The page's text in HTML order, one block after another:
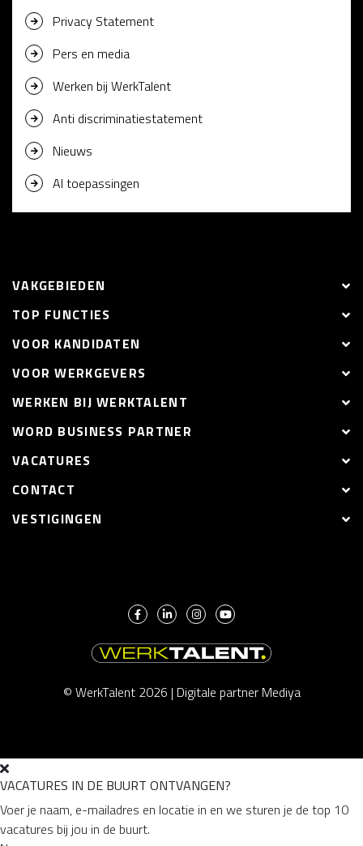
Privacy Statement
Pers en media
Werken bij WerkTalent
Anti discriminatiestatement
Nieuws
AI toepassingen
VAKGEBIEDEN
TOP FUNCTIES
VOOR KANDIDATEN
VOOR WERKGEVERS
WERKEN BIJ WERKTALENT
WORD BUSINESS PARTNER
VACATURES
CONTACT
VESTIGINGEN
© WerkTalent 2026 | Digitale partner Mediya
VACATURES IN DE BUURT ONTVANGEN?
Voer je naam, e-mailadres en locatie in en we sturen je de top 10
vacatures bij jou in de buurt.